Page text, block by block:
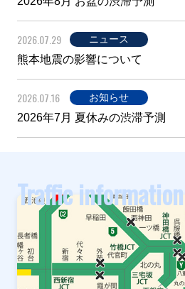
2026.07.29 ニュース
熊本地震の影響について
2026.07.16 お知らせ
2026年7月 夏休みの渋滞予測
Traffic information